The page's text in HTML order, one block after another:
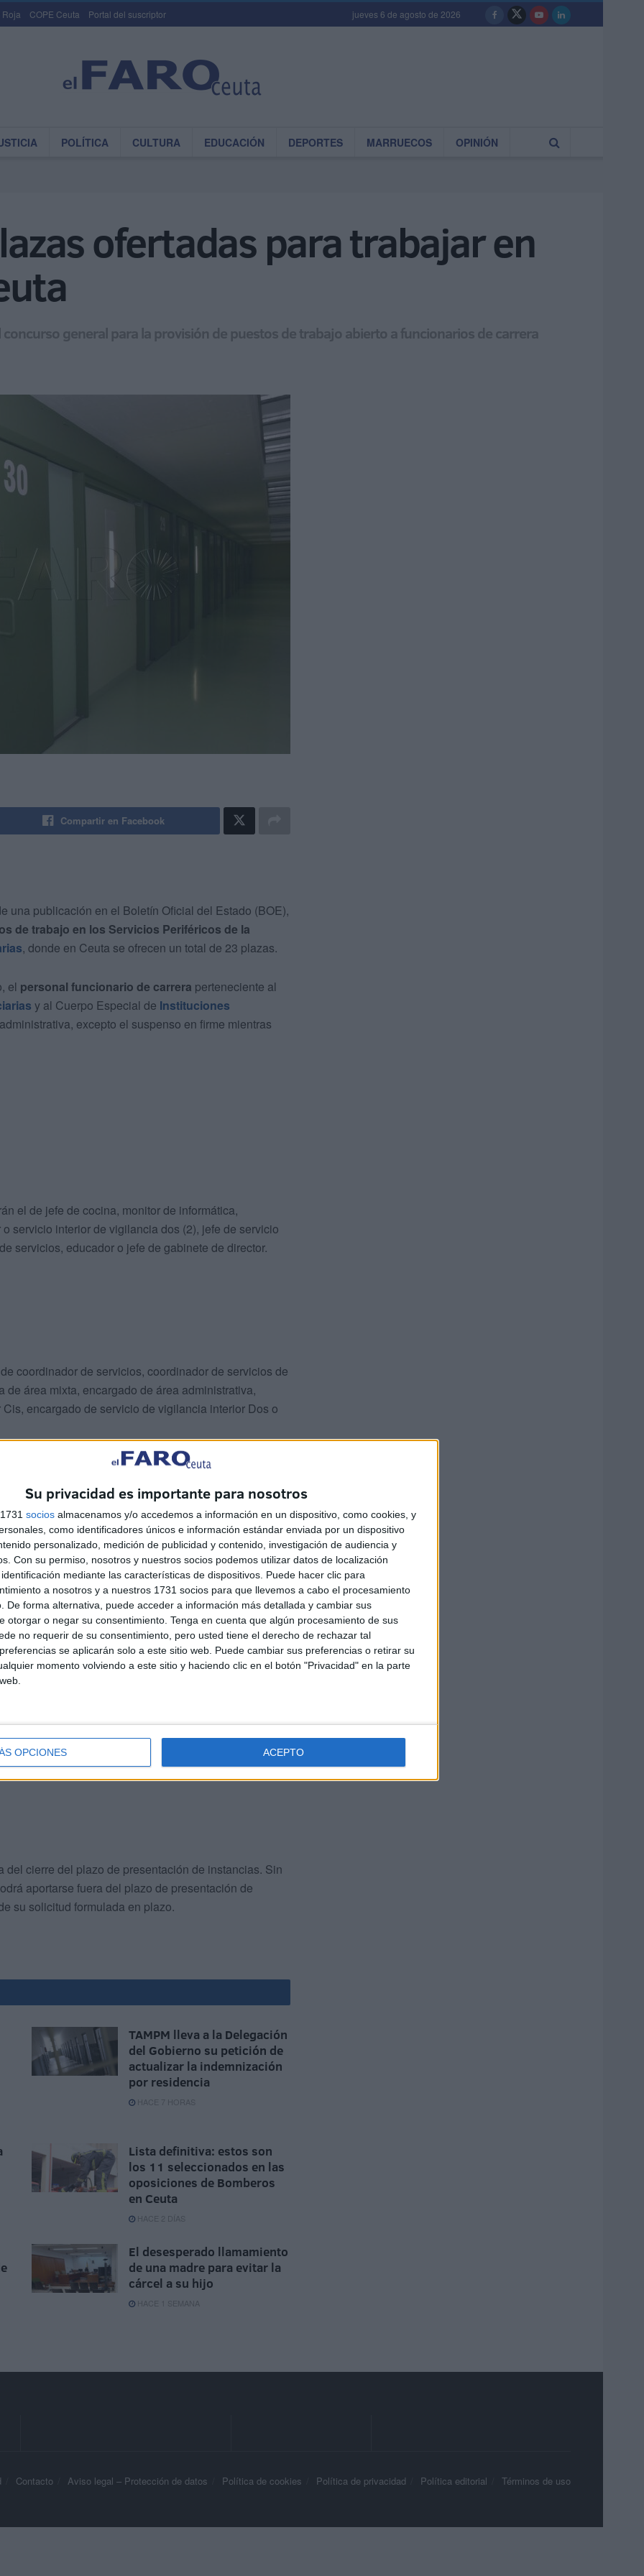
Su privacidad es importante para nosotros
socios almacenamos y/o accedemos a información en un dispositivo, como cookies, y
como identificadores únicos e información estándar enviada por un dispositivo
personalizado, medición de publicidad y contenido, investigación de audiencia y
Con su permiso, nosotros y nuestros socios podemos utilizar datos de localización
mediante las características de dispositivos. Puede hacer clic para
a nosotros y a nuestros 1731 socios para que llevemos a cabo el procesamiento
De forma alternativa, puede acceder a información más detallada y cambiar sus
otorgar o negar su consentimiento. Tenga en cuenta que algún procesamiento de sus
no requerir de su consentimiento, pero usted tiene el derecho de rechazar tal
se aplicarán solo a este sitio web. Puede cambiar sus preferencias o retirar su
momento volviendo a este sitio y haciendo clic en el botón "Privacidad" en la parte
OPCIONES ACEPTO
Roja COPE Ceuta Portal del suscriptor jueves 6 de agosto de 2026
POLÍTICA CULTURA EDUCACIÓN DEPORTES MARRUECOS OPINIÓN
ofertadas para trabajar en
concurso general para la provisión de puestos de trabajo abierto a funcionarios de carrera
Compartir en Facebook
una publicación en el Boletín Oficial del Estado (BOE),
de trabajo en los Servicios Periféricos de la
, donde en Ceuta se ofrecen un total de 23 plazas.
el personal funcionario de carrera perteneciente al
y al Cuerpo Especial de Instituciones
excepto el suspenso en firme mientras
el de jefe de cocina, monitor de informática,
servicio interior de vigilancia dos (2), jefe de servicio
servicios, educador o jefe de gabinete de director.
coordinador de servicios, coordinador de servicios de
área mixta, encargado de área administrativa,
encargado de servicio de vigilancia interior Dos o
de servicio de gestión de penas y medidas
interior de vigilancia y servicio de vigilancia
deberán presentar en el plazo de15 días hábiles
a través de la intranet corporativa
siendo imprescindible la validación de la solicitud por
Centros Penitenciarios o del Servicio de Selección y
General de Instituciones Penitenciarias.
cierre del plazo de presentación de instancias. Sin
aportarse fuera del plazo de presentación de
su solicitud formulada en plazo.
TAMPM lleva a la Delegación
del Gobierno su petición de
actualizar la indemnización
por residencia
HACE 7 HORAS
Lista definitiva: estos son
los 11 seleccionados en las
oposiciones de Bomberos
en Ceuta
HACE 2 DÍAS
El desesperado llamamiento
de una madre para evitar la
cárcel a su hijo
HACE 1 SEMANA
Contacto Aviso legal – Protección de datos Política de cookies Política de privacidad Política editorial Términos de uso